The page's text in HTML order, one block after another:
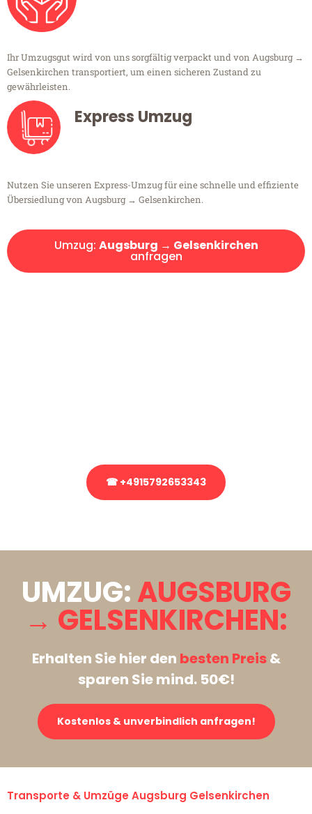
Ihr Umzugsgut wird von uns sorgfältig verpackt und von Augsburg →
Gelsenkirchen transportiert, um einen sicheren Zustand zu
gewährleisten.
Express Umzug
Nutzen Sie unseren Express-Umzug für eine schnelle und effiziente
Übersiedlung von Augsburg → Gelsenkirchen.
Umzug: Augsburg → Gelsenkirchen
anfragen
☎ +4915792653343
UMZUG:AUGSBURG
→ GELSENKIRCHEN:
Erhalten Sie hier den besten Preis&
sparen Sie mind. 50€!
Kostenlos & unverbindlich anfragen!
Transporte & Umzüge Augsburg Gelsenkirchen